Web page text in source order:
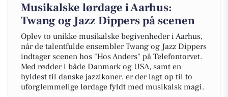
Musikalske lørdage i Aarhus:
Twang og Jazz Dippers på scenen
Oplev to unikke musikalske begivenheder i Aarhus,
når de talentfulde ensembler Twang og Jazz Dippers
indtager scenen hos "Hos Anders" på Telefontorvet.
Med rødder i både Danmark og USA, samt en
hyldest til danske jazzikoner, er der lagt op til to
uforglemmelige lørdage fyldt med musikalsk magi.